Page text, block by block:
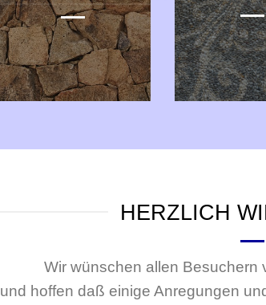
HERZLICH
Wir wünschen allen Besuchern
und hoffen daß einige Anregungen